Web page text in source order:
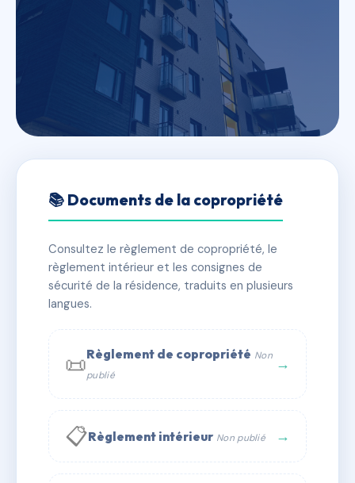
SDC 38 AVE PARMENTIER
✓ Immatriculée 🏠 23 lots 🏗 1 bâtiment(s)
📞 Contacter Syndic Digital
📚 Documents de la copropriété
Consultez le règlement de copropriété, le
règlement intérieur et les consignes de
sécurité de la résidence, traduits en plusieurs
langues.
📜Règlement de copropriété Non
publié
→
📋Règlement intérieur Non publié →